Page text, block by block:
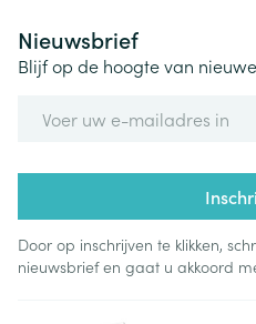
Nieuwsbrief
Blijf op de hoogte van
Door op inschrijven te klikken,
nieuwsbrief en gaat u akkoord